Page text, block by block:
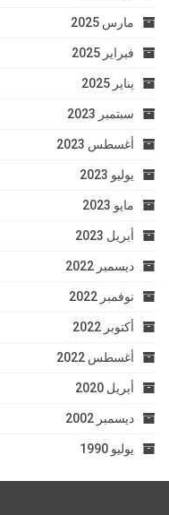
مارس 2025
فبراير 2025
يناير 2025
سبتمبر 2023
أغسطس 2023
يوليو 2023
مايو 2023
أبريل 2023
ديسمبر 2022
نوفمبر 2022
أكتوبر 2022
أغسطس 2022
أبريل 2020
ديسمبر 2002
يوليو 1990